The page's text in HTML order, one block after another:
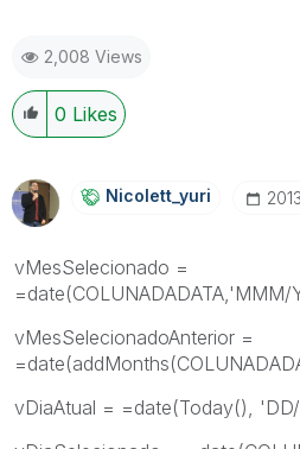
2,008 Views
0 Likes
Nicolett_yuri
vMesSelecionado =
=date(COLUNADADATA,'MMM/
vMesSelecionadoAnterior =
vDiaAtual = =date(Today(),